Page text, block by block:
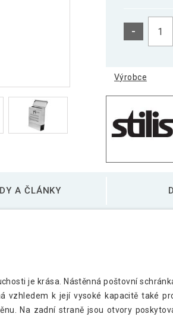
-
Výrobce
A ČLÁNKY
je krása. Nástěnná poštovní
vzhledem k její vysoké kapacitě také
Na zadní straně jsou otvory